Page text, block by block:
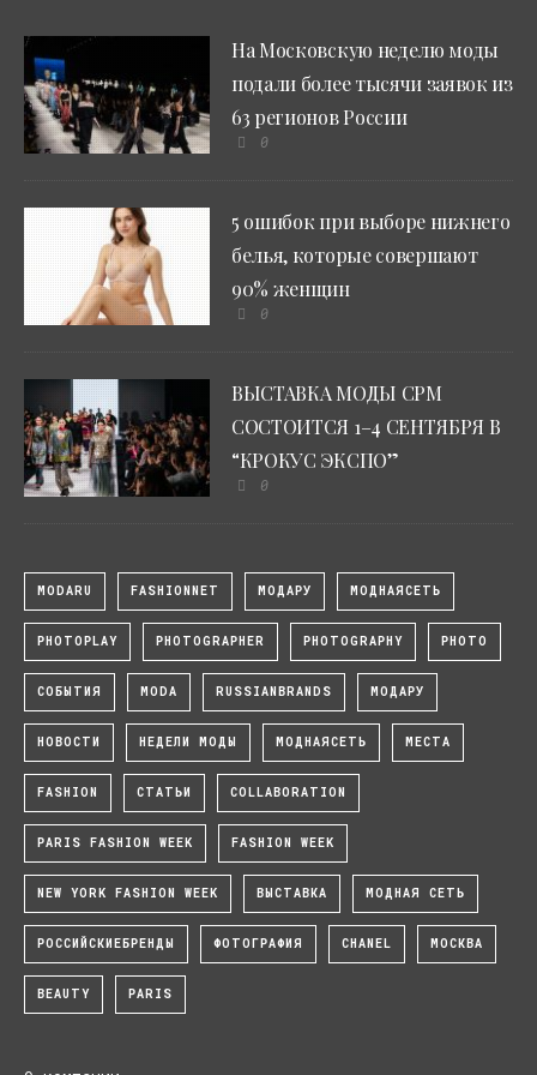
На Московскую неделю моды
подали более тысячи заявок из
63 регионов России
0
5 ошибок при выборе нижнего
белья, которые совершают
90% женщин
0
ВЫСТАВКА МОДЫ CPM
СОСТОИТСЯ 1–4 СЕНТЯБРЯ В
“КРОКУС ЭКСПО”
0
MODARU FASHIONNET МОДАРУ МОДНАЯСЕТЬ
PHOTOPLAY PHOTOGRAPHER PHOTOGRAPHY PHOTO
СОБЫТИЯ MODA RUSSIANBRANDS МОДАРУ
НОВОСТИ НЕДЕЛИ МОДЫ МОДНАЯСЕТЬ МЕСТА
FASHION СТАТЬИ COLLABORATION
PARIS FASHION WEEK FASHION WEEK
NEW YORK FASHION WEEK ВЫСТАВКА МОДНАЯ СЕТЬ
РОССИЙСКИЕБРЕНДЫ ФОТОГРАФИЯ CHANEL МОСКВА
BEAUTY PARIS